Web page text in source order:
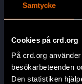
Samtycke
Cookies på crd.org
På crd.org
besökarbeteenden
Den statistiken
Allmänna
Här hittar du mer
samarbeten.
Läs mer